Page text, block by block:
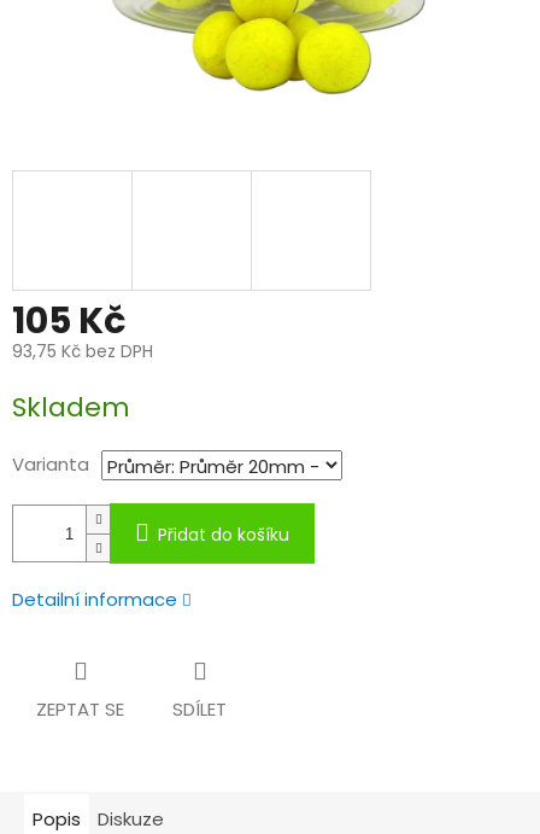
105 Kč
93,75 Kč bez DPH
cena:
Skladem
Varianta
Přidat do košíku
Detailní informace
ZEPTAT SE SDÍLET
Popis Diskuze